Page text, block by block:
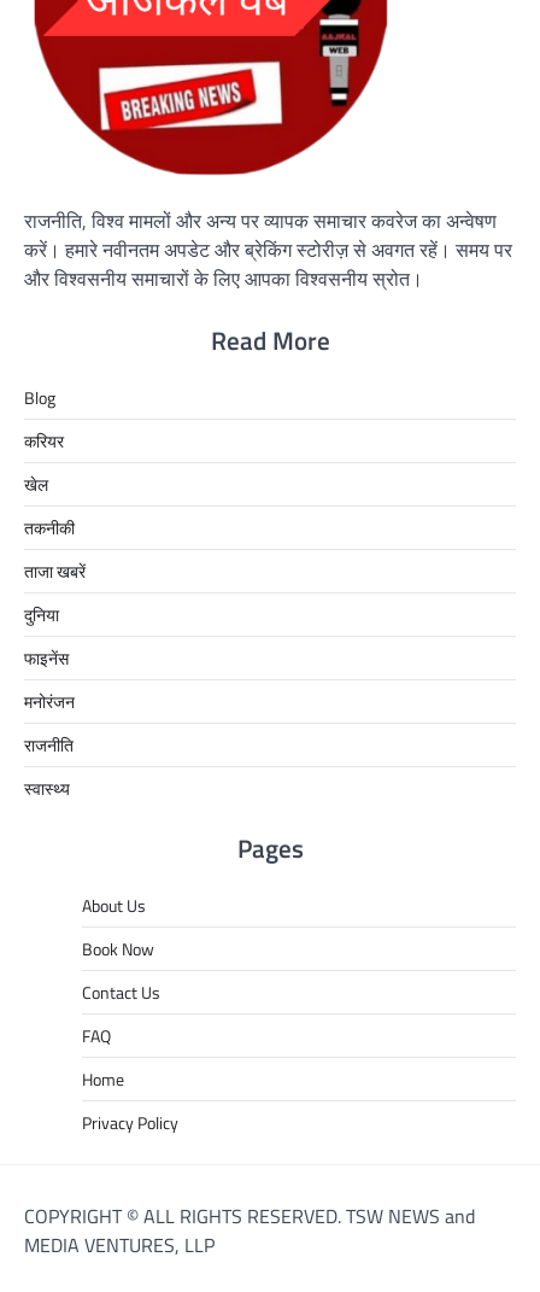
राजनीति, विश्व मामलों और अन्य पर व्यापक समाचार कवरेज का अन्वेषण
करें। हमारे नवीनतम अपडेट और ब्रेकिंग स्टोरीज़ से अवगत रहें। समय पर
और विश्वसनीय समाचारों के लिए आपका विश्वसनीय स्रोत।
Read More
Blog
करियर
खेल
तकनीकी
ताजा खबरें
दुनिया
फाइनेंस
मनोरंजन
राजनीति
स्वास्थ्य
Pages
About Us
Book Now
Contact Us
FAQ
Home
Privacy Policy
COPYRIGHT © ALL RIGHTS RESERVED. TSW NEWS and
MEDIA VENTURES, LLP